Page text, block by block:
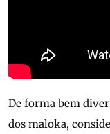
De forma bem
dos maloka,